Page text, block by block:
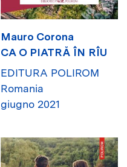
Mauro Corona
CA O PIATRĂ ÎN RÎU
EDITURA POLIROM
Romania
giugno 2021